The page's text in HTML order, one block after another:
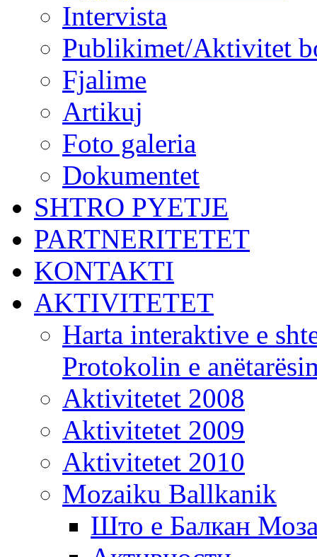
Intervista
Publikimet/Aktivitet
Fjalime
Artikuj
Foto galeria
Dokumentet
SHTRO PYETJE
PARTNERITETET
KONTAKTI
AKTIVITETET
Harta interaktive e
Protokolin e
Aktivitetet 2008
Aktivitetet 2009
Aktivitetet 2010
Mozaiku Ballkanik
Што е Балкан